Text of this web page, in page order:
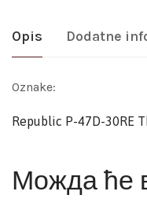
Opis Dodatne
Oznake:
Republic P-47D-30RE
Можда ће